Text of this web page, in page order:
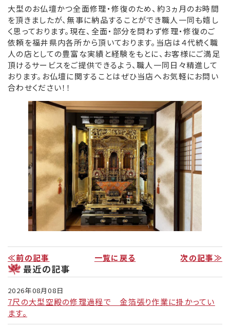
新着情報・納入履歴
お問い合わせ・お見積り
リンク集
お役立ち情報
大型のお仏壇かつ全面修理・修復のため、約３ヵ月のお時間
を頂きましたが、無事に納品することができ職人一同も嬉し
く思っております。現在、全面・部分を問わず修理・修復のご
依頼を福井県内各所から頂いております。当店は４代続く職
人の店としての豊富な実績と経験をもとに、お客様にご満足
頂けるサービスをご提供できるよう、職人一同日々精進して
おります。お仏壇に関することはぜひ当店へお気軽にお問い
合わせください！！
≪前の記事 一覧に戻る 次の記事≫
最近の記事
2026年08月08日
7尺の大型空殿の修理過程で 金箔張り作業に掛かってい
ます。